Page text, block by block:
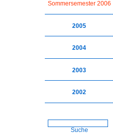
Sommersemester 2006
2005
2004
2003
2002
Suche